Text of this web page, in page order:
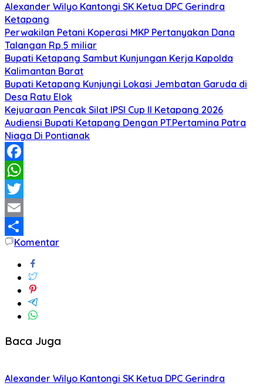
Alexander Wilyo Kantongi SK Ketua DPC Gerindra
Ketapang
Perwakilan Petani Koperasi MKP Pertanyakan Dana
Talangan Rp.5 miliar
Bupati Ketapang Sambut Kunjungan Kerja Kapolda
Kalimantan Barat
Bupati Ketapang Kunjungi Lokasi Jembatan Garuda di
Desa Ratu Elok
Kejuaraan Pencak Silat IPSI Cup II Ketapang 2026
Audiensi Bupati Ketapang Dengan PT.Pertamina Patra
Niaga Di Pontianak
Facebook
WhatsApp
Twitter
Email
Share
Komentar
Baca Juga
Alexander Wilyo Kantongi SK Ketua DPC Gerindra